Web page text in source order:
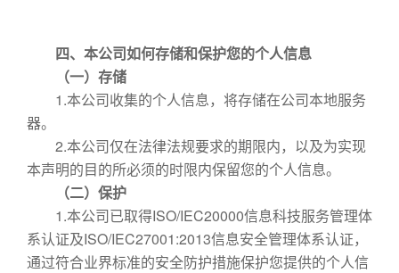
四、本公司如何存储和保护您的个人信息
（一）存储
1.本公司收集的个人信息，将存储在公司本地服务
器。
2.本公司仅在法律法规要求的期限内，以及为实现
本声明的目的所必须的时限内保留您的个人信息。
（二）保护
1.本公司已取得ISO/IEC20000信息科技服务管理体
系认证及ISO/IEC27001:2013信息安全管理体系认证，
通过符合业界标准的安全防护措施保护您提供的个人信